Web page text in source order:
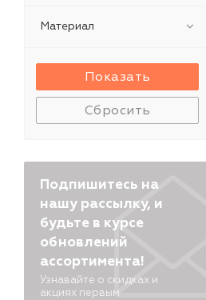
Материал
Сбросить
Подпишитесь на
нашу рассылку, и
будьте в курсе
обновлений
ассортимента!
Узнавайте о скидках и
акциях первым